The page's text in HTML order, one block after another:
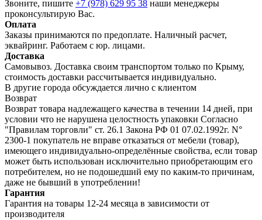
Звоните, пишите +7 (978) 629 95 38 наши менеджеры
проконсультирую Вас.
Оплата
Заказы принимаются по предоплате. Наличный расчет,
эквайринг. Работаем с юр. лицами.
Доставка
Самовывоз. Доставка своим транспортом только по Крыму,
стоимость доставки рассчитывается индивидуально.
В другие города обсуждается лично с клиентом
Возврат
Возврат товара надлежащего качества в течении 14 дней, при
условии что не нарушена целостность упаковки Согласно
"Правилам торговли" ст. 26.1 Закона РФ 01 07.02.1992г. N°
2300-1 покупатель не вправе отказаться от мебели (товар),
имеющего индивидуально-определённые свойства, если товар
может быть использован исключительно приобретающим его
потребителем, но не подошедший eмy по каким-то причинам,
даже не бывший в употреблении!
Гарантия
Гарантия на товары 12-24 месяца в зависимости от
производителя